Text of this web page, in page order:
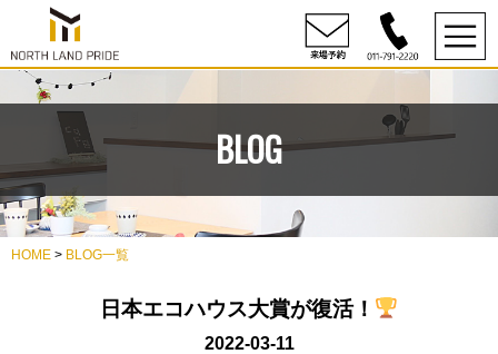
BLOG
HOME > BLOG一覧
日本エコハウス大賞が復活！
2022-03-11